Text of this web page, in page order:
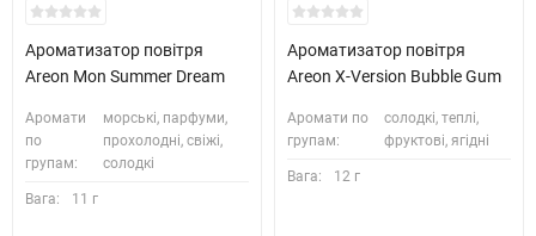
Ароматизатор повітря
Areon Mon Summer Dream
Аромати
по
групам:
морські, парфуми,
прохолодні, свіжі,
солодкі
Вага: 11 г
Ароматизатор повітря
Areon X-Version Bubble Gum
Аромати по
групам:
солодкі, теплі,
фруктові, ягідні
Вага: 12 г